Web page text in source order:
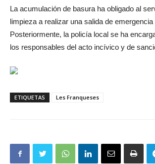
La acumulación de basura ha obligado al
limpieza a realizar una salida de emergencia
Posteriormente, la policía local se ha
los responsables del acto incívico y de
ETIQUETAS Les Franqueses